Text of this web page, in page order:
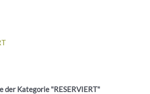
der Kategorie "RESERVIERT"